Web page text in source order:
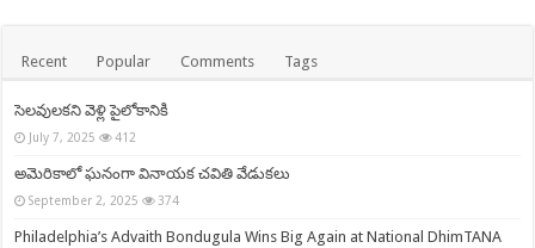
Recent Popular Comments Tags
సెలవులకని వెళ్లి పైలోకానికి
July 7, 2025 412
అమెరికాలో ఘనంగా వినాయక చవితి వేడుకలు
September 2, 2025 374
Philadelphia’s Advaith Bondugula Wins Big Again at National DhimTANA